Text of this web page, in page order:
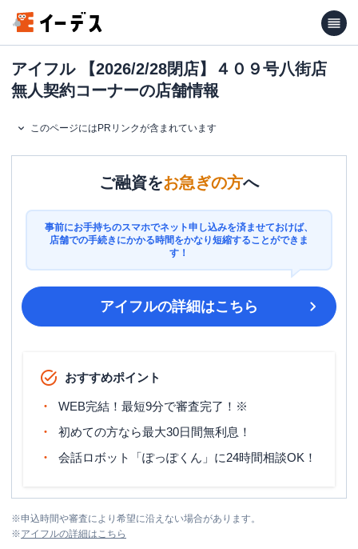
アイフル 【2026/2/28閉店】４０９号八街店
無人契約コーナーの店舗情報
このページにはPRリンクが含まれています
ご融資をお急ぎの方へ
事前にお手持ちのスマホでネット申し込みを済ませておけば、
店舗での手続きにかかる時間をかなり短縮することができま
す！
アイフルの詳細はこちら
おすすめポイント
WEB完結！最短9分で審査完了！※
初めての方なら最大30日間無利息！
会話ロボット「ぽっぽくん」に24時間相談OK！
※申込時間や審査により希望に沿えない場合があります。
※アイフルの詳細はこちら